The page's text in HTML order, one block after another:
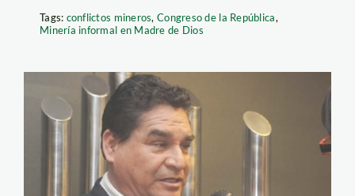
Tags: conflictos mineros,Congreso de la República,
Minería informal en Madre de Dios
romero_amado_eulogio